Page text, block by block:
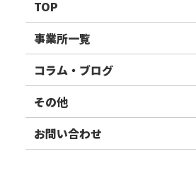
TOP
リハスワーク
リハスファーム
事業所一覧
関東エリア
東北エリア
甲信越エリア
コラム・ブログ
事業所ブログ
ご利用者様の声
その他
お知らせ
お問い合わせ